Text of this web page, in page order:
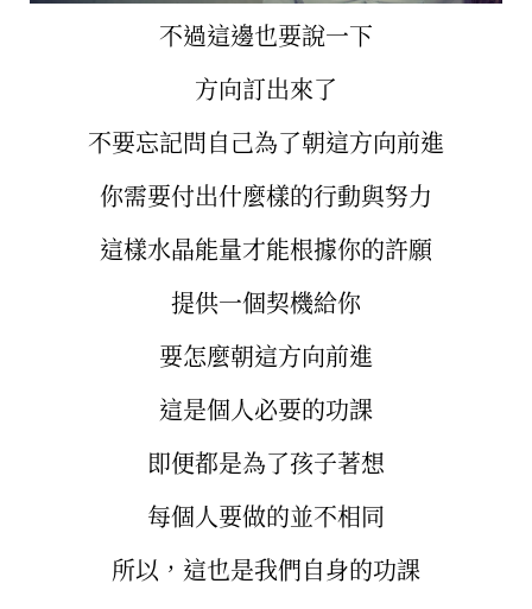
不過這邊也要說一下
方向訂出來了
不要忘記問自己為了朝這方向前進
你需要付出什麼樣的行動與努力
這樣水晶能量才能根據你的許願
提供一個契機給你
要怎麼朝這方向前進
這是個人必要的功課
即便都是為了孩子著想
每個人要做的並不相同
所以，這也是我們自身的功課